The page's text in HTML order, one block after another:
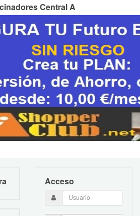
Central A
Acceso